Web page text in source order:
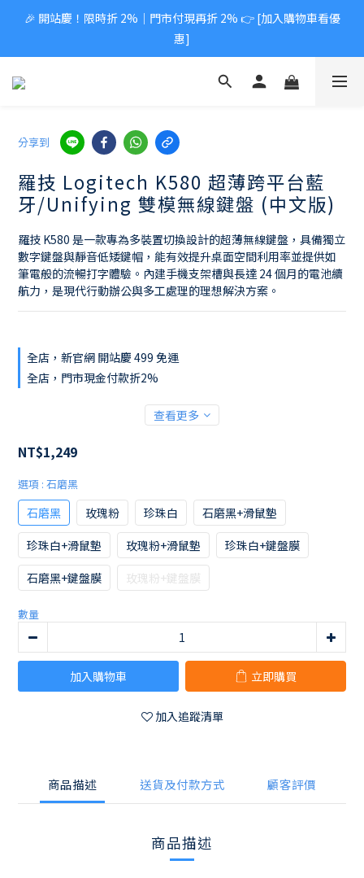
🎉 開站慶！限時折 2%｜門市付現再折 2% 👉 [加入購物車看優
惠]
分享到
羅技 Logitech K580 超薄跨平台藍
牙/Unifying 雙模無線鍵盤 (中文版)
羅技 K580 是一款專為多裝置切換設計的超薄無線鍵盤，具備獨立
數字鍵盤與靜音低矮鍵帽，能有效提升桌面空間利用率並提供如
筆電般的流暢打字體驗。內建手機支架槽與長達 24 個月的電池續
航力，是現代行動辦公與多工處理的理想解決方案。
全店，新官網 開站慶 499 免運
全店，門市現金付款折2%
查看更多
NT$1,249
選項 : 石磨黑
石磨黑 玫瑰粉 珍珠白
石磨黑+滑鼠墊
珍珠白+滑鼠墊
玫瑰粉+滑鼠墊
珍珠白+鍵盤膜
石磨黑+鍵盤膜
玫瑰粉+鍵盤膜
數量
加入購物車 立即購買
加入追蹤清單
商品描述 送貨及付款方式 顧客評價
商品描述